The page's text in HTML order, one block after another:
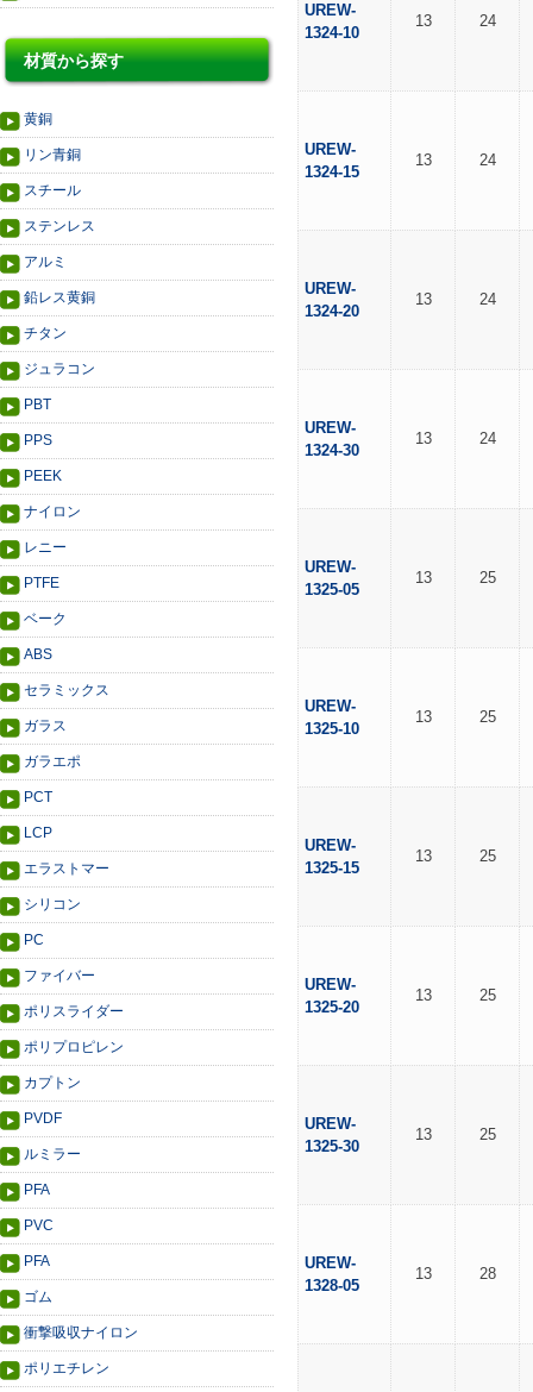
材質から探す
黄銅
リン青銅
スチール
ステンレス
アルミ
鉛レス黄銅
チタン
ジュラコン
PBT
PPS
PEEK
ナイロン
レニー
PTFE
ベーク
ABS
セラミックス
ガラス
ガラエポ
PCT
LCP
エラストマー
シリコン
PC
ファイバー
ポリスライダー
ポリプロピレン
カプトン
PVDF
ルミラー
PFA
PVC
PFA
ゴム
衝撃吸収ナイロン
ポリエチレン
UREW-
1324-10
13 24
UREW-
1324-15
13 24
UREW-
1324-20
13 24
UREW-
1324-30
13 24
UREW-
1325-05
13 25
UREW-
1325-10
13 25
UREW-
1325-15
13 25
UREW-
1325-20
13 25
UREW-
1325-30
13 25
UREW-
1328-05
13 28